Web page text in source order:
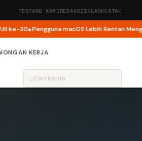
TENTANG KAMIREDAKSIIKLANKONTAK
30 Pengguna macOS Lebih Rentan
KERJA
⌕